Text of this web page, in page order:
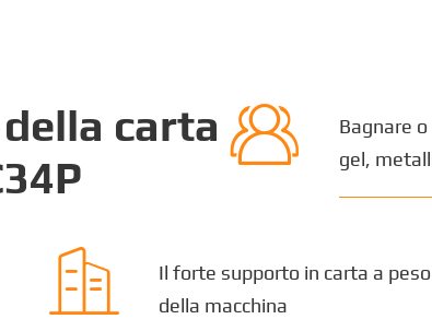
carta 
Bagnare
gel,

Il forte supporto in carta a
della macchina